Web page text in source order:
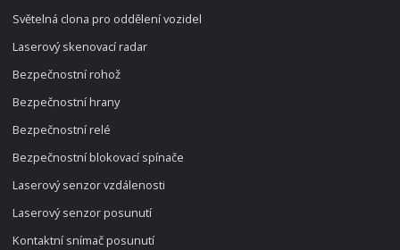
Světelná clona pro oddělení vozidel
Laserový skenovací radar
Bezpečnostní rohož
Bezpečnostní hrany
Bezpečnostní relé
Bezpečnostní blokovací spínače
Laserový senzor vzdálenosti
Laserový senzor posunutí
Kontaktní snímač posunutí